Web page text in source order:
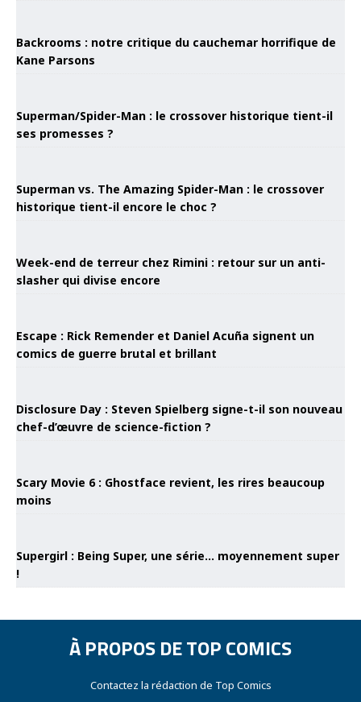
Backrooms : notre critique du cauchemar horrifique de
Kane Parsons
Superman/Spider-Man : le crossover historique tient-il
ses promesses ?
Superman vs. The Amazing Spider-Man : le crossover
historique tient-il encore le choc ?
Week-end de terreur chez Rimini : retour sur un anti-
slasher qui divise encore
Escape : Rick Remender et Daniel Acuña signent un
comics de guerre brutal et brillant
Disclosure Day : Steven Spielberg signe-t-il son nouveau
chef-d’œuvre de science-fiction ?
Scary Movie 6 : Ghostface revient, les rires beaucoup
moins
Supergirl : Being Super, une série… moyennement super
!
À PROPOS DE TOP COMICS
Contactez la rédaction de Top Comics